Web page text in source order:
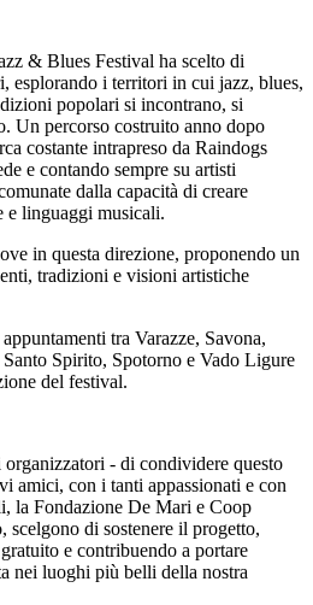
& Blues Festival ha scelto di
esplorando i territori in cui jazz, blues,
popolari si incontrano, si
Un percorso costruito anno dopo
costante intrapreso da Raindogs
e contando sempre su artisti
dalla capacità di creare
e linguaggi musicali.
in questa direzione, proponendo un
tradizioni e visioni artistiche
tra Varazze, Savona,
Spirito, Spotorno e Vado Ligure
del festival.
- di condividere questo
amici, con i tanti appassionati e con
la Fondazione De Mari e Coop
scelgono di sostenere il progetto,
e contribuendo a portare
nei luoghi più belli della nostra